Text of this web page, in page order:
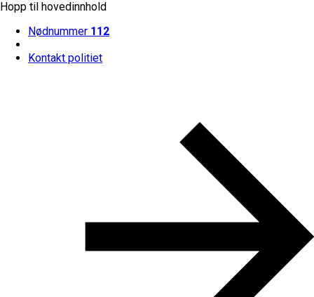
Hopp til hovedinnhold
Nødnummer 112
Kontakt politiet